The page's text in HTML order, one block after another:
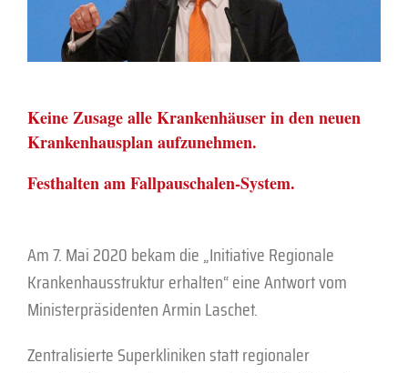
Keine Zusage alle Krankenhäuser in den neuen
Krankenhausplan aufzunehmen.
Festhalten am Fallpauschalen-System.
Am 7. Mai 2020 bekam die „Initiative Regionale
Krankenhausstruktur erhalten“ eine Antwort vom
Ministerpräsidenten Armin Laschet.
Zentralisierte Superkliniken statt regionaler